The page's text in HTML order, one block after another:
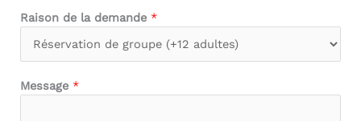
Raison de la demande *
Message *